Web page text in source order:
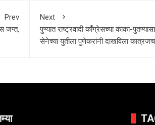
Prev
जप्त,
Next
पुण्यात राष्ट्रवादी काँग्रेसच्या काका-
सेनेच्या युतीला पुणेकरांनी दाखविला